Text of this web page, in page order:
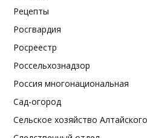
Рецепты
Росгвардия
Росреестр
Россельхознадзор
Россия многонациональная
Сад-огород
Сельское хозяйство